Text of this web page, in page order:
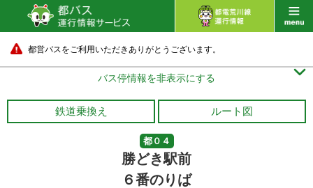
都営バスをご利用いただきありがとうございます。
バス停情報を非表示にする 
鉄道乗換え ルート図
都０４
勝どき駅前
６番のりば